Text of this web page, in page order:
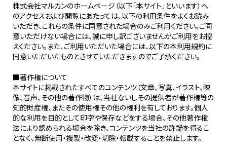
株式会社マルカンのホームページ（以下「本サイト」といいます）へ
のアクセスおよび閲覧にあたっては、以下の利用条件をよくお読み
いただき、これらの条件に同意された場合のみご利用ください。ご同
意いただけない場合には、誠に申し訳ございませんがご利用をお控
えください。また、ご利用いただいた場合には、以下の本利用規約に
同意いただいたものとさせていただきますのでご了承ください。
■著作権について
本サイトに掲載されたすべてのコンテンツ（文章、写真、イラスト、映
像、音声、その他の著作物）は、当社ないしその提供者が著作権等の
知的財産権、またその使用権その他の権利を有しております。個人
的な利用を目的として印字や保存などをする場合、その他著作権
法により認められる場合を除き、コンテンツを当社の許諾を得るこ
となく、無断使用・複製・改変・切除・転載することを禁止します。